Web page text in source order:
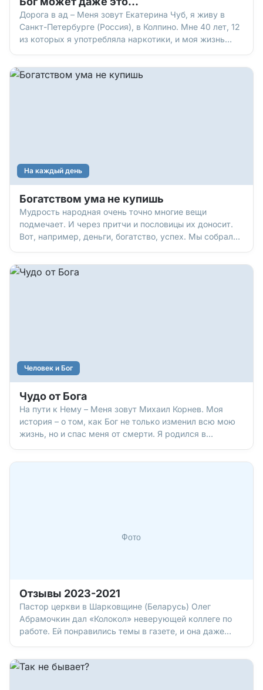
Дорога в ад – Меня зовут Екатерина Чуб, я живу в
Санкт-Петербурге (Россия), в Колпино. Мне 40 лет, 12
из которых я употребляла наркотики, и моя жизнь
Оказалось, очень просто… Мама не занималась моим
На каждый день
Богатством ума не купишь
Мудрость народная очень точно многие вещи
подмечает. И через притчи и пословицы их доносит.
Вот, например, деньги, богатство, успех. Мы собрали
человек, который замуровал в стену подвала
Человек и Бог
Чудо от Бога
На пути к Нему – Меня зовут Михаил Корнев. Моя
история – о том, как Бог не только изменил всю мою
жизнь, но и спас меня от смерти. Я родился в
Отзывы 2023-2021
Пастор церкви в Шарковщине (Беларусь) Олег
Абрамочкин дал «Колокол» неверующей коллеге по
работе. Ей понравились темы в газете, и она даже
неверующей знакомой. Та удивилась, что статьи не